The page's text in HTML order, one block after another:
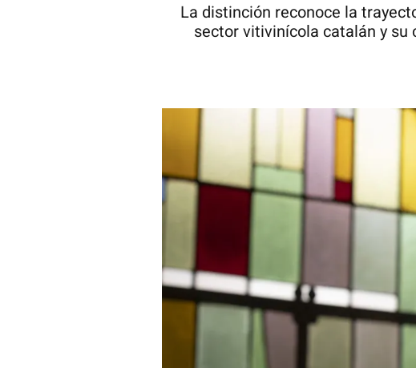
La distinción reconoce la
sector vitivinícola catalán y su